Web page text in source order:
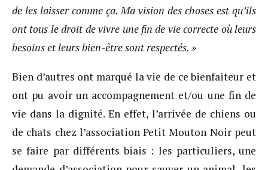
de les laisser comme ça. Ma vision des choses est qu’ils
ont tous le droit de vivre une fin de vie correcte où leurs
besoins et leurs bien-être sont respectés. »
Bien d’autres ont marqué la vie de ce bienfaiteur et
ont pu avoir un accompagnement et/ou une fin de
vie dans la dignité. En effet, l’arrivée de chiens ou
de chats chez l’association Petit Mouton Noir peut
se faire par différents biais : les particuliers, une